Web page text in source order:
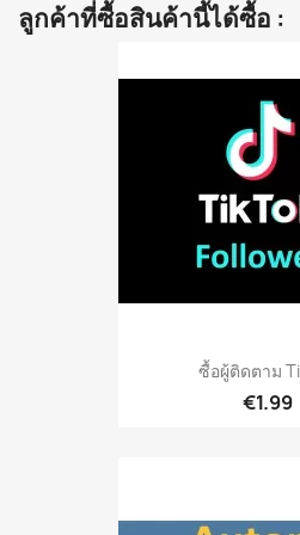
ลูกค้าที่ซื้อสินค้านี้ได้ซื้อ :
ซื้อผู้ติดตาม
€1.99